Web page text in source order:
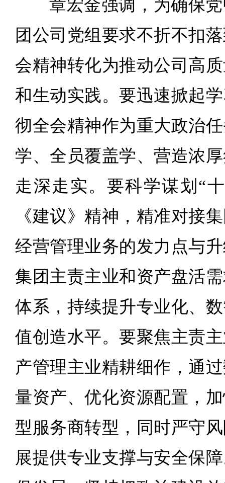
章宏金强调，为确保
团公司党组要求不折不扣
会精神转化为推动公司高
和生动实践。要迅速掀起
彻全会精神作为重大政治
学、全员覆盖学、营造浓
走深走实。要科学谋划“
《建议》精神，精准对接
经营管理业务的发力点与
集团主责主业和资产盘活
体系，持续提升专业化、
值创造水平。要聚焦主责
产管理主业精耕细作，通
量资产、优化资源配置，
型服务商转型，同时严守
展提供专业支撑与安全保